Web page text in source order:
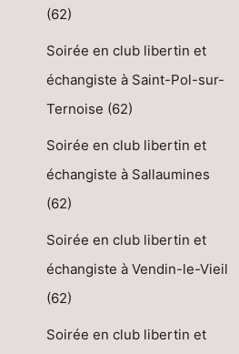
(62)
Soirée en club libertin et
échangiste à Saint-Pol-sur-
Ternoise (62)
Soirée en club libertin et
échangiste à Sallaumines
(62)
Soirée en club libertin et
échangiste à Vendin-le-Vieil
(62)
Soirée en club libertin et